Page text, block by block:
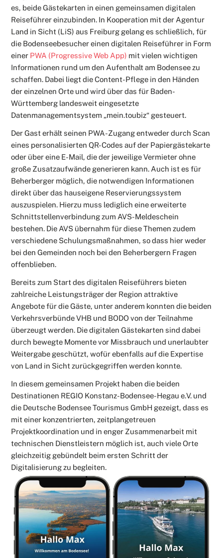
es, beide Gästekarten in einen gemeinsamen digitalen
Reiseführer einzubinden. In Kooperation mit der Agentur
Land in Sicht (LiS) aus Freiburg gelang es schließlich, für
die Bodenseebesucher einen digitalen Reiseführer in Form
einer PWA (Progressive Web App) mit vielen wichtigen
Informationen rund um den Aufenthalt am Bodensee zu
schaffen. Dabei liegt die Content-Pflege in den Händen
der einzelnen Orte und wird über das für Baden-
Württemberg landesweit eingesetzte
Datenmanagementsystem „mein.toubiz“ gesteuert.
Der Gast erhält seinen PWA-Zugang entweder durch Scan
eines personalisierten QR-Codes auf der Papiergästekarte
oder über eine E-Mail, die der jeweilige Vermieter ohne
große Zusatzaufwände generieren kann. Auch ist es für
Beherberger möglich, die notwendigen Informationen
direkt über das hauseigene Reservierungssystem
auszuspielen. Hierzu muss lediglich eine erweiterte
Schnittstellenverbindung zum AVS-Meldeschein
bestehen. Die AVS übernahm für diese Themen zudem
verschiedene Schulungsmaßnahmen, so dass hier weder
bei den Gemeinden noch bei den Beherbergern Fragen
offenblieben.
Bereits zum Start des digitalen Reiseführers bieten
zahlreiche Leistungsträger der Region attraktive
Angebote für die Gäste, unter anderem konnten die beiden
Verkehrsverbünde VHB und BODO von der Teilnahme
überzeugt werden. Die digitalen Gästekarten sind dabei
durch bewegte Momente vor Missbrauch und unerlaubter
Weitergabe geschützt, wofür ebenfalls auf die Expertise
von Land in Sicht zurückgegriffen werden konnte.
In diesem gemeinsamen Projekt haben die beiden
Destinationen REGIO Konstanz-Bodensee-Hegau e.V. und
die Deutsche Bodensee Tourismus GmbH gezeigt, dass es
mit einer konzentrierten, zeitplangetreuen
Projektkoordination und in enger Zusammenarbeit mit
technischen Dienstleistern möglich ist, auch viele Orte
gleichzeitig gebündelt beim ersten Schritt der
Digitalisierung zu begleiten.